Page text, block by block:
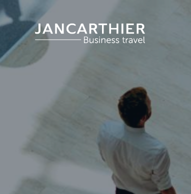
Panneau de gestion des cookies